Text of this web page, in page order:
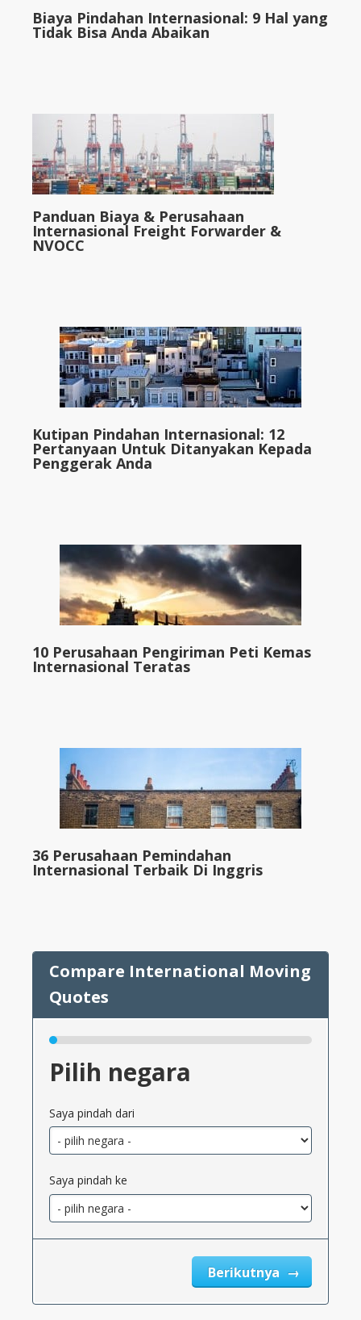
Biaya Pindahan Internasional: 9 Hal yang
Tidak Bisa Anda Abaikan
Panduan Biaya & Perusahaan
Internasional Freight Forwarder &
NVOCC
Kutipan Pindahan Internasional: 12
Pertanyaan Untuk Ditanyakan Kepada
Penggerak Anda
10 Perusahaan Pengiriman Peti Kemas
Internasional Teratas
36 Perusahaan Pemindahan
Internasional Terbaik Di Inggris
Pilih negara
Saya pindah dari
Saya pindah ke
Berikutnya